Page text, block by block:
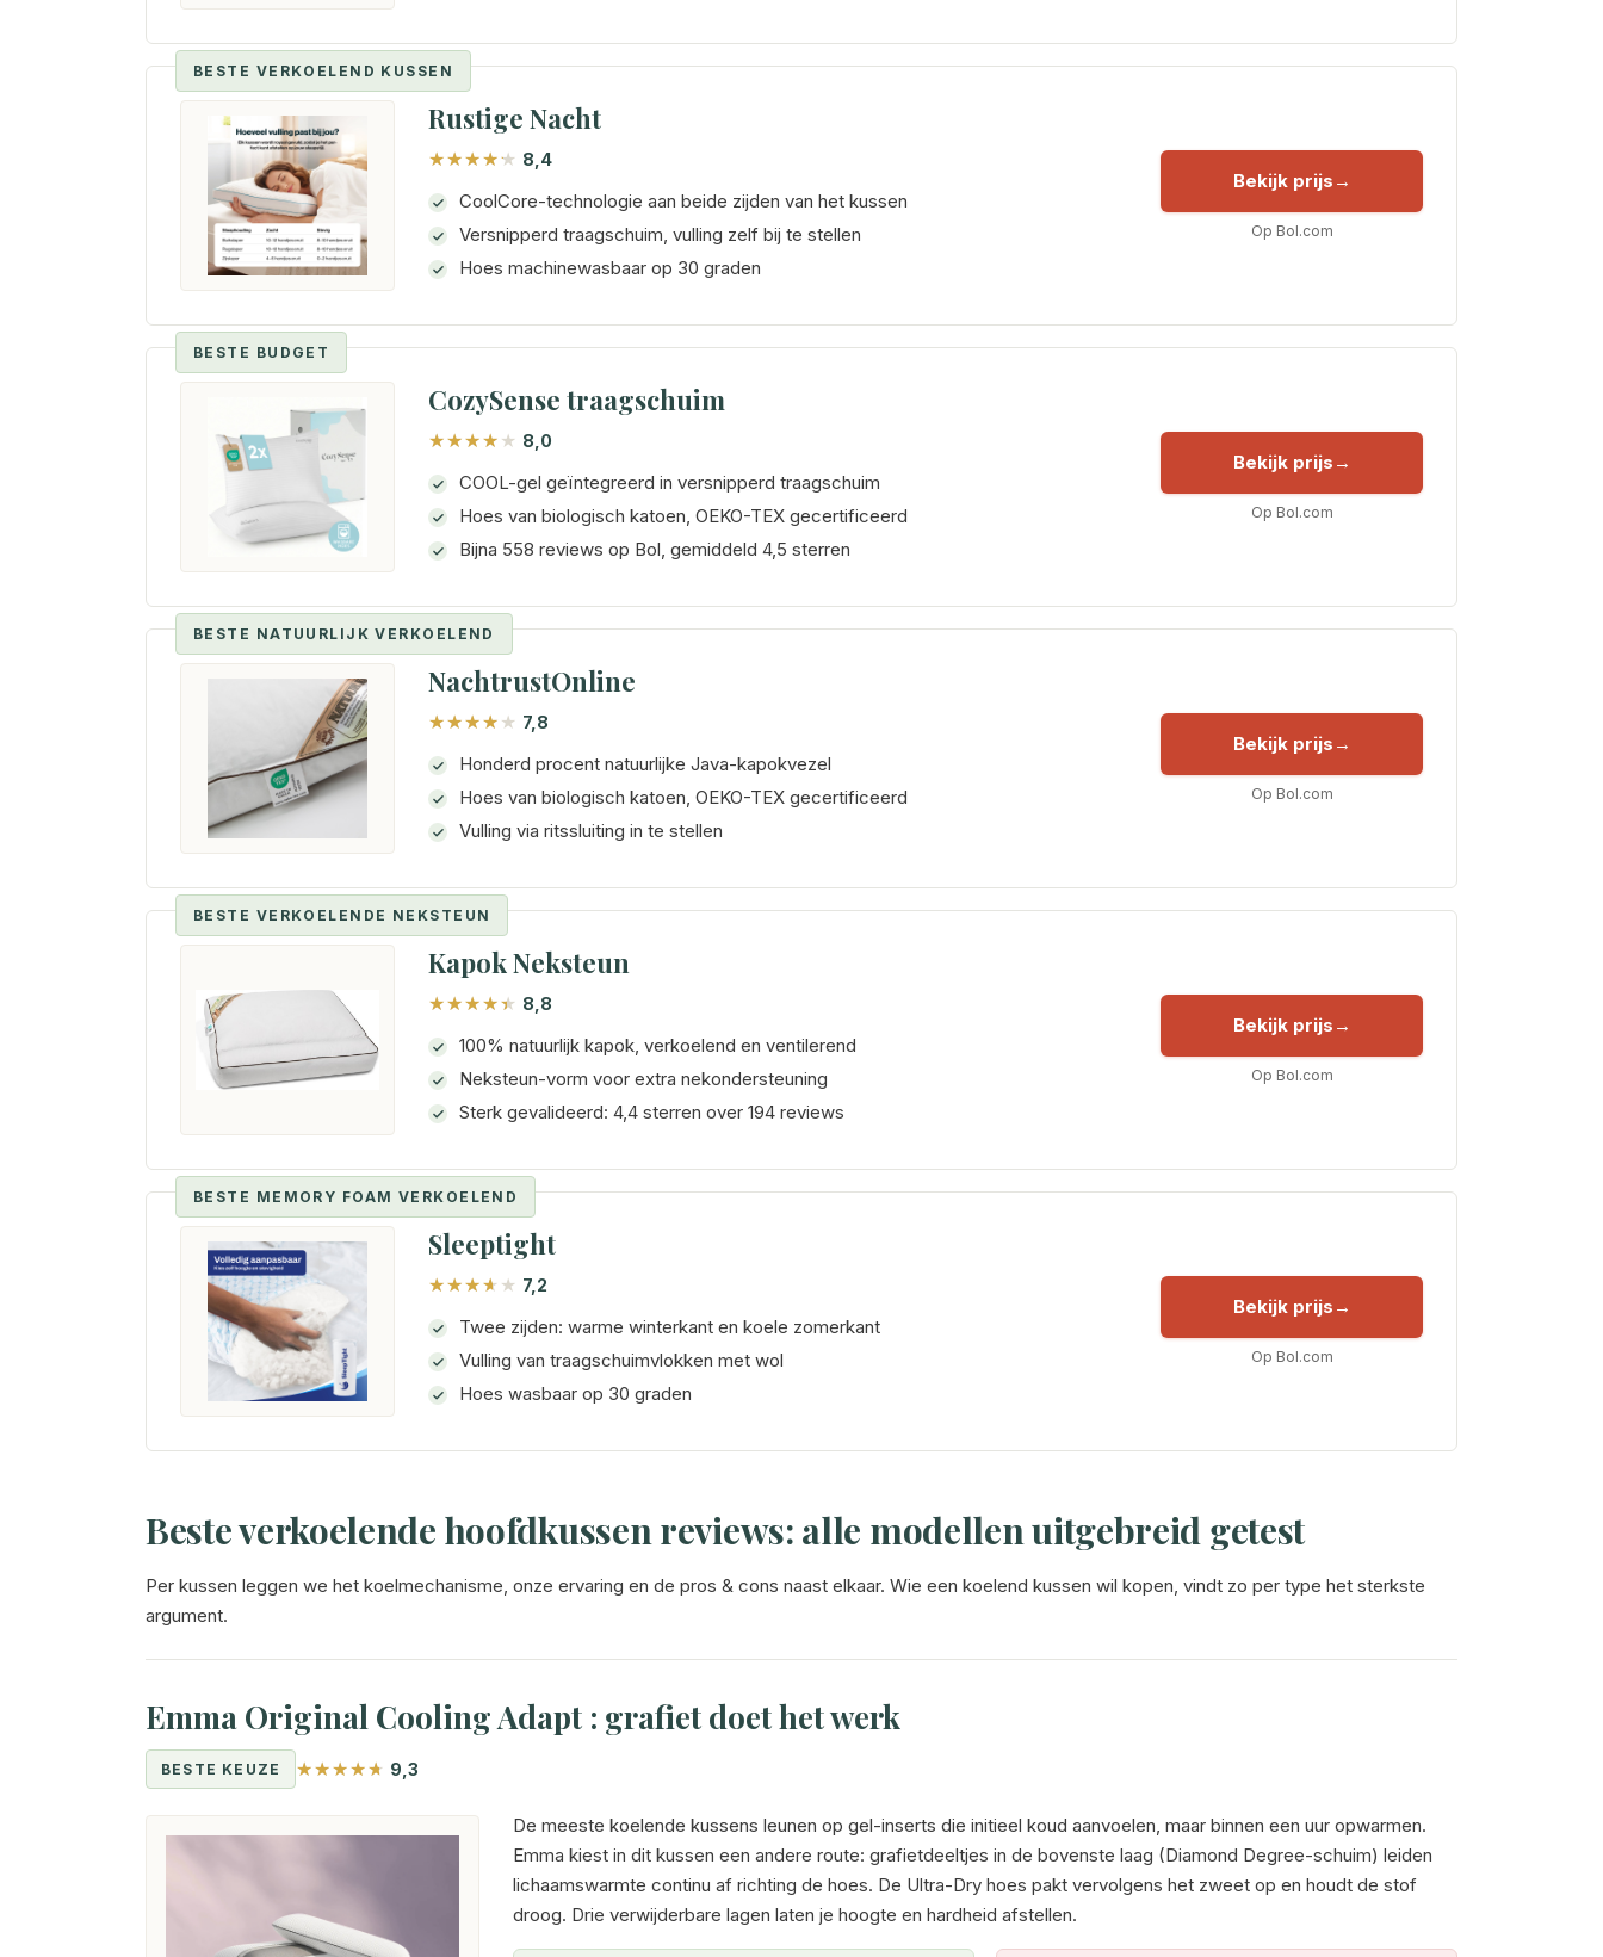
BESTE VERKOELEND KUSSEN
Rustige Nacht
8,4
CoolCore-technologie aan beide zijden van het kussen
Versnipperd traagschuim, vulling zelf bij te stellen
Hoes machinewasbaar op 30 graden
Bekijk prijs
Op Bol.com
BESTE BUDGET
CozySense traagschuim
8,0
COOL-gel geïntegreerd in versnipperd traagschuim
Hoes van biologisch katoen, OEKO-TEX gecertificeerd
Bijna 558 reviews op Bol, gemiddeld 4,5 sterren
Bekijk prijs
Op Bol.com
BESTE NATUURLIJK VERKOELEND
NachtrustOnline
7,8
Honderd procent natuurlijke Java-kapokvezel
Hoes van biologisch katoen, OEKO-TEX gecertificeerd
Vulling via ritssluiting in te stellen
Bekijk prijs
Op Bol.com
BESTE VERKOELENDE NEKSTEUN
Kapok Neksteun
8,8
100% natuurlijk kapok, verkoelend en ventilerend
Neksteun-vorm voor extra nekondersteuning
Sterk gevalideerd: 4,4 sterren over 194 reviews
Bekijk prijs
Op Bol.com
BESTE MEMORY FOAM VERKOELEND
Sleeptight
7,2
Twee zijden: warme winterkant en koele zomerkant
Vulling van traagschuimvlokken met wol
Hoes wasbaar op 30 graden
Bekijk prijs
Op Bol.com
Beste verkoelende hoofdkussen reviews: alle modellen uitgebreid getest
Per kussen leggen we het koelmechanisme, onze ervaring en de pros & cons naast elkaar. Wie een koelend kussen wil kopen, vindt zo per type het sterkste
argument.
Emma Original Cooling Adapt : grafiet doet het werk
BESTE KEUZE 9,3
De meeste koelende kussens leunen op gel-inserts die initieel koud aanvoelen, maar binnen een uur opwarmen.
Emma kiest in dit kussen een andere route: grafietdeeltjes in de bovenste laag (Diamond Degree-schuim) leiden
lichaamswarmte continu af richting de hoes. De Ultra-Dry hoes pakt vervolgens het zweet op en houdt de stof
droog. Drie verwijderbare lagen laten je hoogte en hardheid afstellen.